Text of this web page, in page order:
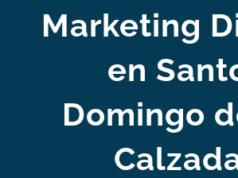
Marketing
en
Domingo